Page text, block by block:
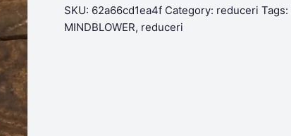
out of 5
based on
customer
SKU: 62a66cd1ea4f Category: reduceri Tags:
MINDBLOWER, reduceri